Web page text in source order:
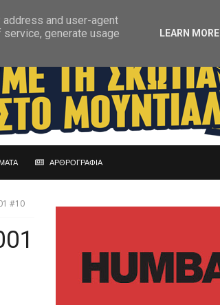
ΑΡΘΡΟΓΡΑΦΙΑ
#10
and user-agent
generate usage
LEARN MORE